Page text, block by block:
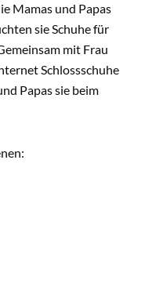
Mamas und Papas
sie Schuhe für
mit Frau
Schlossschuhe
Papas sie beim